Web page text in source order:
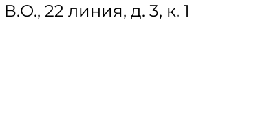
В.О., 22 линия, д. 3, к. 1